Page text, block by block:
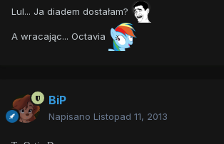
Lul... Ja diadem dostałam?
A wracając... Octavia
BiP
Napisano Listopad 11, 2013